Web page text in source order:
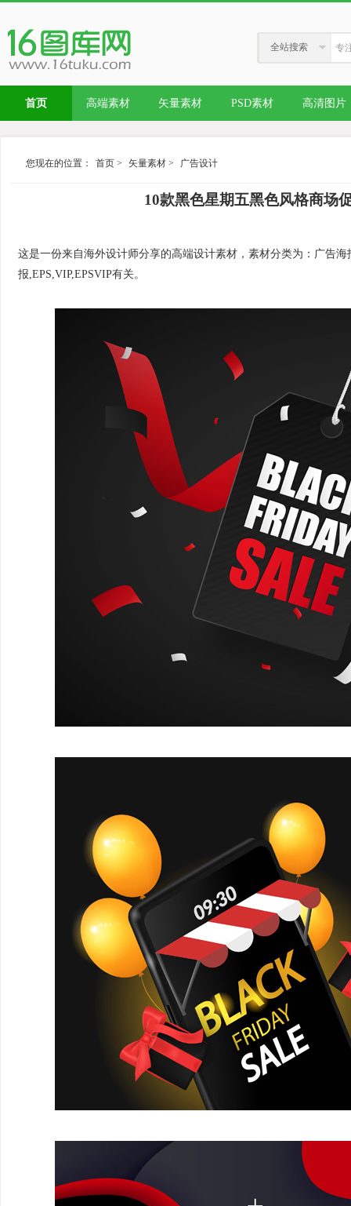
全站搜索
首页 高端素材 矢量素材 PSD素材 高清图片
您现在的位置： 首页 > 矢量素材 > 广告设计
10款黑色星期五黑色风格商场
这是一份来自海外设计师分享的高端设计素材，素材分类为：广告
报,EPS,VIP,EPSVIP有关。